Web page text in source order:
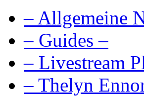
– Allgemeine
– Guides –
– Livestream
– Thelyn